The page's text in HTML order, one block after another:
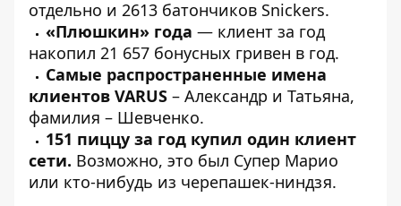
отдельно и 2613 батончиков Snickers.
«Плюшкин» года — клиент за год
накопил 21 657 бонусных гривен в год.
Самые распространенные имена
клиентов VARUS – Александр и Татьяна,
фамилия – Шевченко.
151 пиццу за год купил один клиент
сети. Возможно, это был Супер Марио
или кто-нибудь из черепашек-ниндзя.